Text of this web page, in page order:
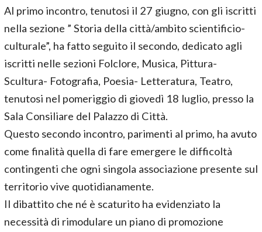
Al primo incontro, tenutosi il 27 giugno, con gli iscritti
nella sezione ” Storia della città/ambito scientificio-
culturale”, ha fatto seguito il secondo, dedicato agli
iscritti nelle sezioni Folclore, Musica, Pittura-
Scultura- Fotografia, Poesia- Letteratura, Teatro,
tenutosi nel pomeriggio di giovedì 18 luglio, presso la
Sala Consiliare del Palazzo di Città.
Questo secondo incontro, parimenti al primo, ha avuto
come finalità quella di fare emergere le difficoltà
contingenti che ogni singola associazione presente sul
territorio vive quotidianamente.
Il dibattito che né è scaturito ha evidenziato la
necessità di rimodulare un piano di promozione